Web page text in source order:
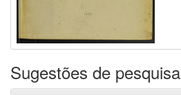
Sugestões de pesquisa